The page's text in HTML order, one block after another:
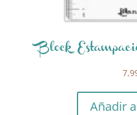
Block
Añadir